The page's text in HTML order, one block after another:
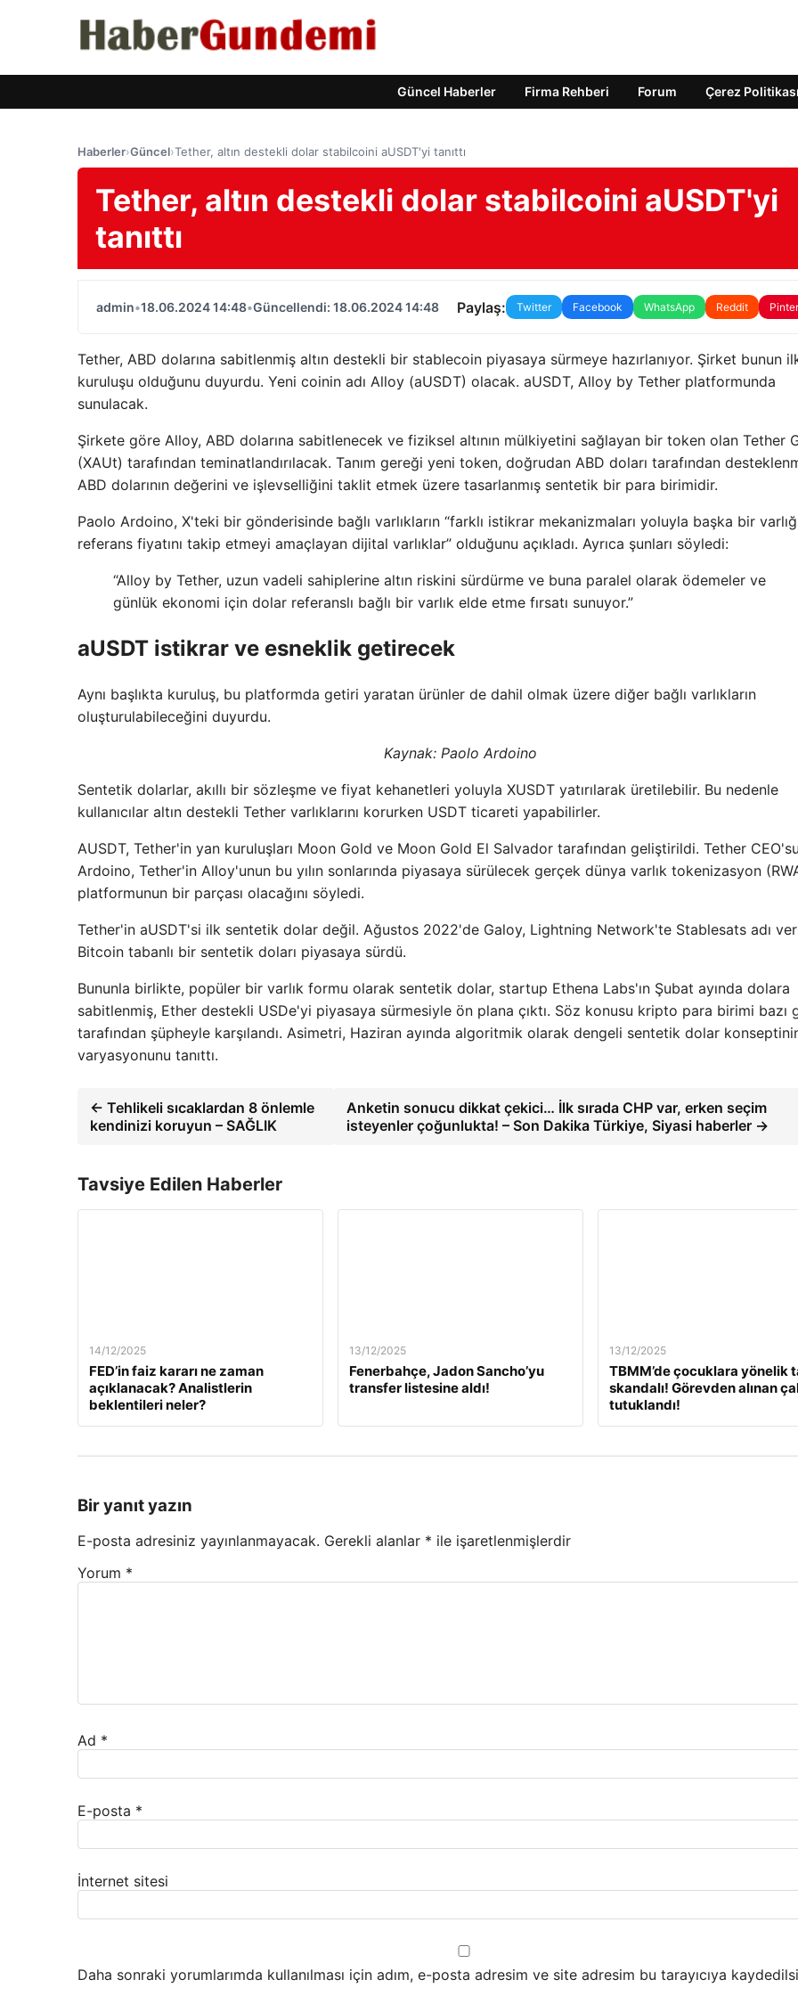
Güncel Haberler Firma Rehberi Forum Çerez Politikası
Haberler›Güncel›Tether, altın destekli dolar stabilcoini aUSDT'yi tanıttı
Tether, altın destekli dolar stabilcoini aUSDT'yi
tanıttı
admin•18.06.2024 14:48•Güncellendi: 18.06.2024 14:48 Paylaş: Twitter Facebook WhatsApp Reddit
Tether, ABD dolarına sabitlenmiş altın destekli bir stablecoin piyasaya sürmeye hazırlanıyor. Şirket bunun
kuruluşu olduğunu duyurdu. Yeni coinin adı Alloy (aUSDT) olacak. aUSDT, Alloy by Tether platformunda
sunulacak.
Şirkete göre Alloy, ABD dolarına sabitlenecek ve fiziksel altının mülkiyetini sağlayan bir token olan Tether
(XAUt) tarafından teminatlandırılacak. Tanım gereği yeni token, doğrudan ABD doları tarafından
ABD dolarının değerini ve işlevselliğini taklit etmek üzere tasarlanmış sentetik bir para birimidir.
Paolo Ardoino, X'teki bir gönderisinde bağlı varlıkların “farklı istikrar mekanizmaları yoluyla başka bir
referans fiyatını takip etmeyi amaçlayan dijital varlıklar” olduğunu açıkladı. Ayrıca şunları söyledi:
“Alloy by Tether, uzun vadeli sahiplerine altın riskini sürdürme ve buna paralel olarak ödemeler ve
günlük ekonomi için dolar referanslı bağlı bir varlık elde etme fırsatı sunuyor.”
aUSDT istikrar ve esneklik getirecek
Aynı başlıkta kuruluş, bu platformda getiri yaratan ürünler de dahil olmak üzere diğer bağlı varlıkların
oluşturulabileceğini duyurdu.
Kaynak: Paolo Ardoino
Sentetik dolarlar, akıllı bir sözleşme ve fiyat kehanetleri yoluyla XUSDT yatırılarak üretilebilir. Bu nedenle
kullanıcılar altın destekli Tether varlıklarını korurken USDT ticareti yapabilirler.
AUSDT, Tether'in yan kuruluşları Moon Gold ve Moon Gold El Salvador tarafından geliştirildi. Tether
Ardoino, Tether'in Alloy'unun bu yılın sonlarında piyasaya sürülecek gerçek dünya varlık tokenizasyon
platformunun bir parçası olacağını söyledi.
Tether'in aUSDT'si ilk sentetik dolar değil. Ağustos 2022'de Galoy, Lightning Network'te Stablesats adı
Bitcoin tabanlı bir sentetik doları piyasaya sürdü.
Bununla birlikte, popüler bir varlık formu olarak sentetik dolar, startup Ethena Labs'ın Şubat ayında dolara
sabitlenmiş, Ether destekli USDe'yi piyasaya sürmesiyle ön plana çıktı. Söz konusu kripto para birimi bazı
tarafından şüpheyle karşılandı. Asimetri, Haziran ayında algoritmik olarak dengeli sentetik dolar
varyasyonunu tanıttı.
← Tehlikeli sıcaklardan 8 önlemle
kendinizi koruyun – SAĞLIK
Anketin sonucu dikkat çekici… İlk sırada CHP var, erken seçim
isteyenler çoğunlukta! – Son Dakika Türkiye, Siyasi haberler →
Tavsiye Edilen Haberler
14/12/2025
FED’in faiz kararı ne zaman
açıklanacak? Analistlerin
beklentileri neler?
13/12/2025
Fenerbahçe, Jadon Sancho’yu
transfer listesine aldı!
13/12/2025
TBMM’de çocuklara yönelik
skandalı! Görevden alınan
tutuklandı!
Bir yanıt yazın
E-posta adresiniz yayınlanmayacak. Gerekli alanlar * ile işaretlenmişlerdir
Yorum *
Ad *
E-posta *
İnternet sitesi
Daha sonraki yorumlarımda kullanılması için adım, e-posta adresim ve site adresim bu tarayıcıya